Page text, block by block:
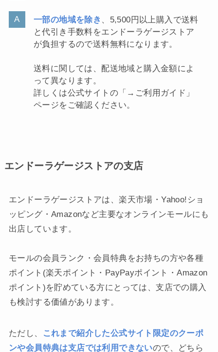
一部の地域を除き 、5,500円以上購入で送料
と代引き手数料をエンドーラゲージストア
が負担するので送料無料になります。
送料に関しては、配送地域と購入金額によ
って異なります。
詳しくは公式サイトの「 →ご利用ガイド」
ページをご確認ください。
エンドーラゲージストアの支店
エンドーラゲージストアは、楽天市場・Yahoo!ショ
ッピング・Amazonなど主要なオンラインモールにも
出店しています。
モールの会員ランク・会員特典をお持ちの方や各種
ポイント(楽天ポイント・PayPayポイント・Amazon
ポイント)を貯めている方にとっては、支店での購入
も検討する価値があります。
ただし、
これまで紹介した公式サイト限定のクーポ
ンや会員特典は支店では利用できないので、どちら